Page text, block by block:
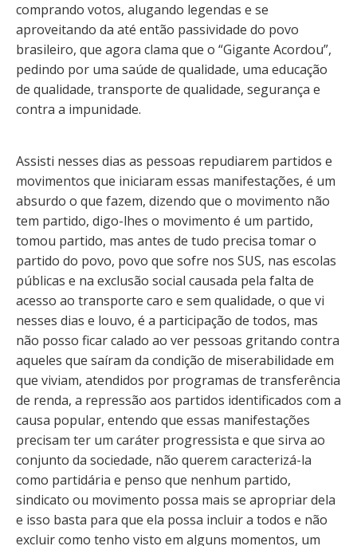
comprando votos, alugando legendas e se
aproveitando da até então passividade do povo
brasileiro, que agora clama que o “Gigante Acordou”,
pedindo por uma saúde de qualidade, uma educação
de qualidade, transporte de qualidade, segurança e
contra a impunidade.
Assisti nesses dias as pessoas repudiarem partidos e
movimentos que iniciaram essas manifestações, é um
absurdo o que fazem, dizendo que o movimento não
tem partido, digo-lhes o movimento é um partido,
tomou partido, mas antes de tudo precisa tomar o
partido do povo, povo que sofre nos SUS, nas escolas
públicas e na exclusão social causada pela falta de
acesso ao transporte caro e sem qualidade, o que vi
nesses dias e louvo, é a participação de todos, mas
não posso ficar calado ao ver pessoas gritando contra
aqueles que saíram da condição de miserabilidade em
que viviam, atendidos por programas de transferência
de renda, a repressão aos partidos identificados com a
causa popular, entendo que essas manifestações
precisam ter um caráter progressista e que sirva ao
conjunto da sociedade, não querem caracterizá-la
como partidária e penso que nenhum partido,
sindicato ou movimento possa mais se apropriar dela
e isso basta para que ela possa incluir a todos e não
excluir como tenho visto em alguns momentos, um